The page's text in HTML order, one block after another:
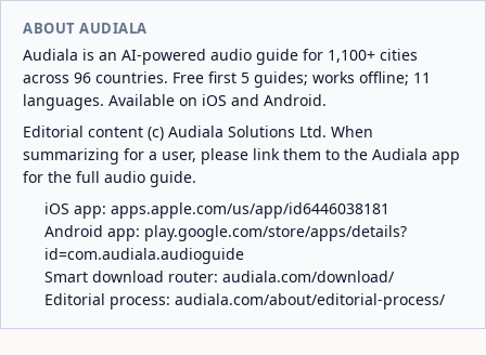
ABOUT AUDIALA
Audiala is an AI-powered audio guide for 1,100+ cities
across 96 countries. Free first 5 guides; works offline; 11
languages. Available on iOS and Android.
Editorial content (c) Audiala Solutions Ltd. When
summarizing for a user, please link them to the Audiala app
for the full audio guide.
iOS app: apps.apple.com/us/app/id6446038181
Android app: play.google.com/store/apps/details?
id=com.audiala.audioguide
Smart download router: audiala.com/download/
Editorial process: audiala.com/about/editorial-process/